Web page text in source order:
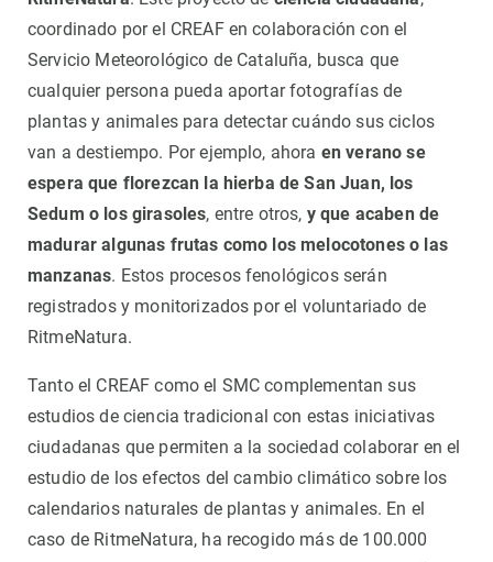
coordinado por el CREAF en colaboración con el
Servicio Meteorológico de Cataluña, busca que
cualquier persona pueda aportar fotografías de
plantas y animales para detectar cuándo sus ciclos
van a destiempo. Por ejemplo, ahora en verano se
espera que florezcan la hierba de San Juan, los
Sedum o los girasoles, entre otros, y que acaben de
madurar algunas frutas como los melocotones o las
manzanas. Estos procesos fenológicos serán
registrados y monitorizados por el voluntariado de
RitmeNatura.
Tanto el CREAF como el SMC complementan sus
estudios de ciencia tradicional con estas iniciativas
ciudadanas que permiten a la sociedad colaborar en el
estudio de los efectos del cambio climático sobre los
calendarios naturales de plantas y animales. En el
caso de RitmeNatura, ha recogido más de 100.000